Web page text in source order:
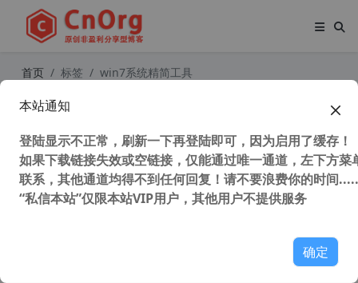
首页 标签 win7系统精简工具
系统精简利器 NTLite v1.8.0 Build 67
本站通知
登陆显示不正常，刷新一下再登陆即可，因为启用了缓存！
如果下载链接失效或空链接，仅能通过唯一通道，左下方菜
联系，其他通道均得不到任何回复！请不要浪费你的时间
“私信本站”仅限本站VIP用户，其他用户不提供服务
确定